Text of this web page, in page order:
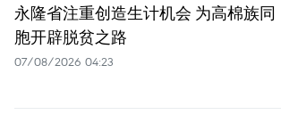
永隆省注重创造生计机会 为高棉族同
胞开辟脱贫之路
07/08/2026 04:23